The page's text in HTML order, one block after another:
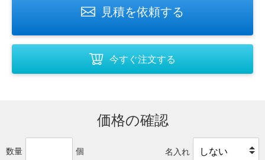
見積を依頼する
今すぐ注文する
価格の確認
数量 個 名入れ